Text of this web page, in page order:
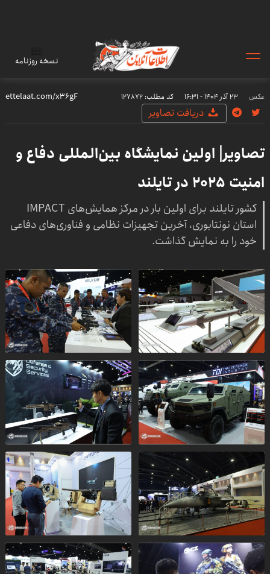
نسخه روزنامه
عکس ۲۳ آذر ۱۴۰۴ - ۱۶:۳۱ کد مطلب: 127872
دریافت تصاویر
تصاویر| اولین نمایشگاه بین‌المللی دفاع و
امنیت ۲۰۲۵ در تایلند
کشور تایلند برای اولین بار در مرکز همایش‌های IMPACT
استان نونتابوری، آخرین تجهیزات نظامی و فناوری‌های دفاعی
خود را به نمایش گذاشت.